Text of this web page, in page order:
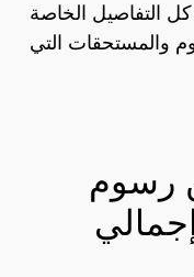
التفاصيل الخاصة
والمستحقات التي
رسوم